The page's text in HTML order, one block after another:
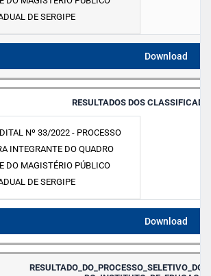
DE SERGIPE
Download
RESULTADOS DOS
Nº 33/2022 - PROCESSO
INTEGRANTE DO QUADRO
DO MAGISTÉRIO PÚBLICO
DE SERGIPE
Download